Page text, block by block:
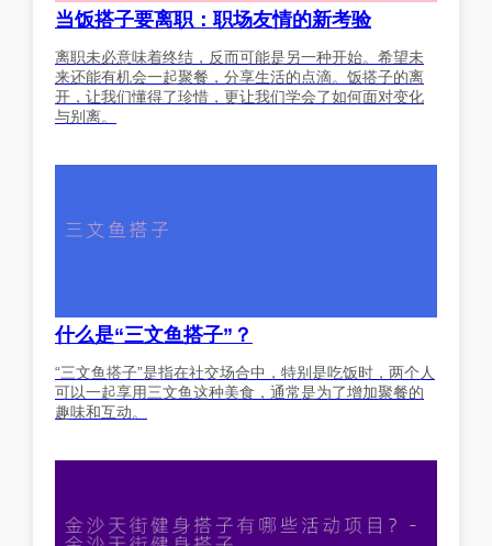
当饭搭子要离职：职场友情的新考验
离职未必意味着终结，反而可能是另一种开始。希望未
来还能有机会一起聚餐，分享生活的点滴。饭搭子的离
开，让我们懂得了珍惜，更让我们学会了如何面对变化
与别离。
什么是“三文鱼搭子”？
“三文鱼搭子”是指在社交场合中，特别是吃饭时，两个人
可以一起享用三文鱼这种美食，通常是为了增加聚餐的
趣味和互动。